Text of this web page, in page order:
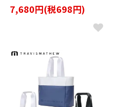
7」 2026年春夏モデル日本正
7,680円(税698円)